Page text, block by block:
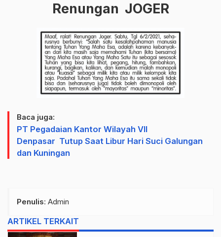
Renungan JOGER
Baca juga:
PT Pegadaian Kantor Wilayah VII
Denpasar Tutup Saat Libur Hari Suci Galungan
dan Kuningan
Penulis: Admin
ARTIKEL TERKAIT